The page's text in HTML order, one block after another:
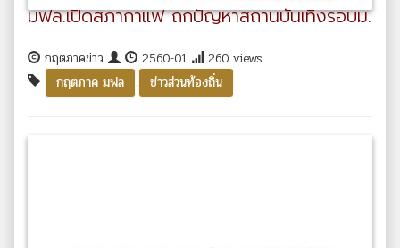
มฟล.เปิดสภากาแฟ ถกปัญหาสถานบันเทิงรอบม.
กฤตภาคข่าว 2560-01
260 views
กฤตภาค มฟล
, ข่าวส่วนท้องถิ่น